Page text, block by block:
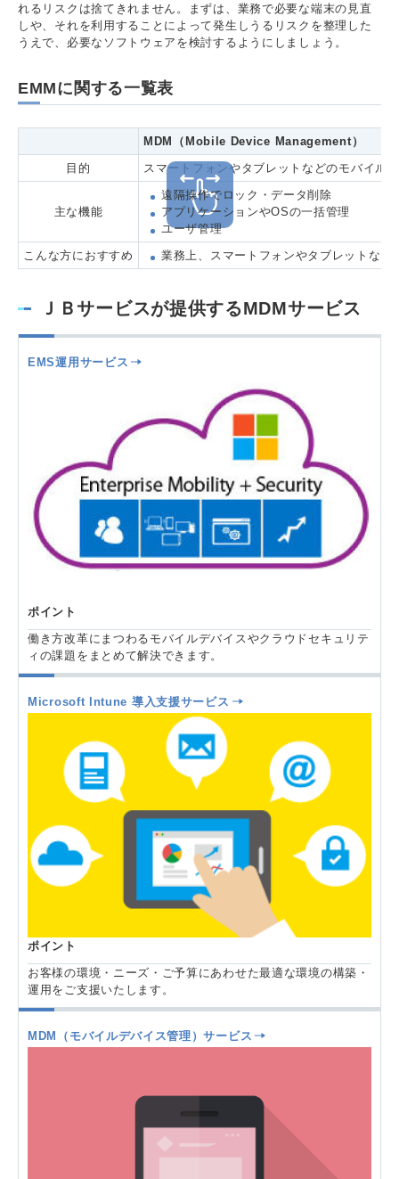
れるリスクは捨てきれません。まずは、業務で必要な端末の見直
しや、それを利用することによって発生しうるリスクを整理した
うえで、必要なソフトウェアを検討するようにしましょう。
EMMに関する一覧表
MDM（Mobile Device Management）
目的
スマートフォンやタブレットなどのモバイル
主な機能
遠隔操作でロック・データ削除
アプリケーションやOSの一括管理
ユーザ管理
こんな方におすすめ
業務上、スマートフォンやタブレットなど
ＪＢサービスが提供するMDMサービス
EMS運用サービス
ポイント
働き方改革にまつわるモバイルデバイスやクラウドセキュリテ
ィの課題をまとめて解決できます。
Microsoft Intune 導入支援サービス
ポイント
お客様の環境・ニーズ・ご予算にあわせた最適な環境の構築・
運用をご支援いたします。
MDM（モバイルデバイス管理）サービス